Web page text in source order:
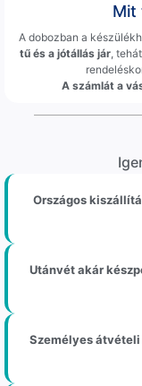
Mit
A dobozban a
tű és a jótállás jár ,
A számlát a
Országos
Utánvét akár
Személyes